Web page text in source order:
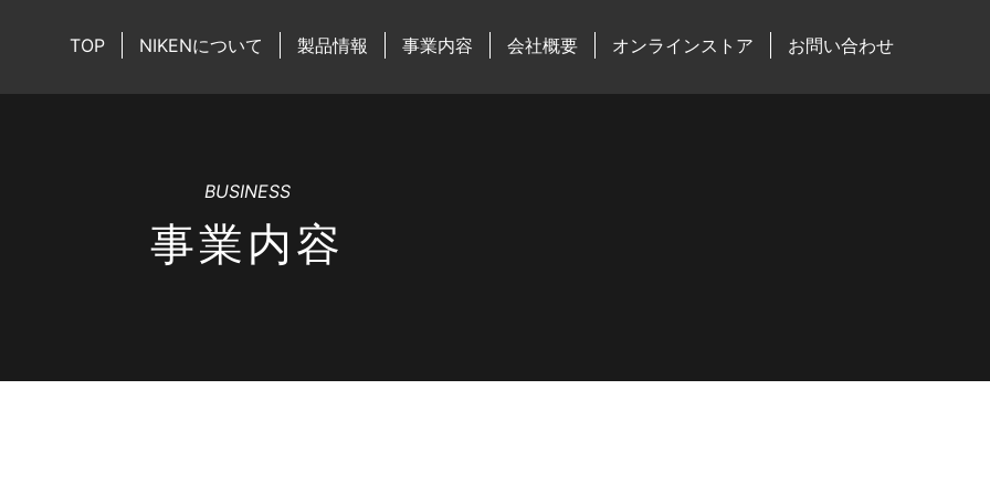
TOP NIKENについて 製品情報 事業内容 会社概要 オンラインストア お問い合わせ
BUSINESS
事業内容